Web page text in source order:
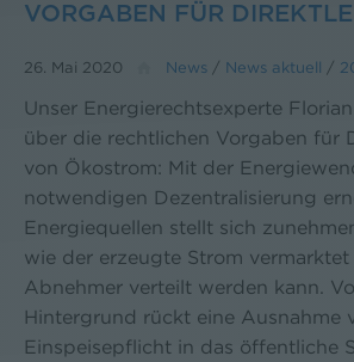
VORGABEN FÜR
26. Mai 2020 News / News aktuell /
Unser Energierechtsexperte
über die rechtlichen Vorgaben für
von Ökostrom: Mit der
notwendigen Dezentralisierung
Energiequellen stellt sich
wie der erzeugte Strom vermarktet
Abnehmer verteilt werden kann.
Hintergrund rückt eine Ausnahme
Einspeisepflicht in das öffentliche